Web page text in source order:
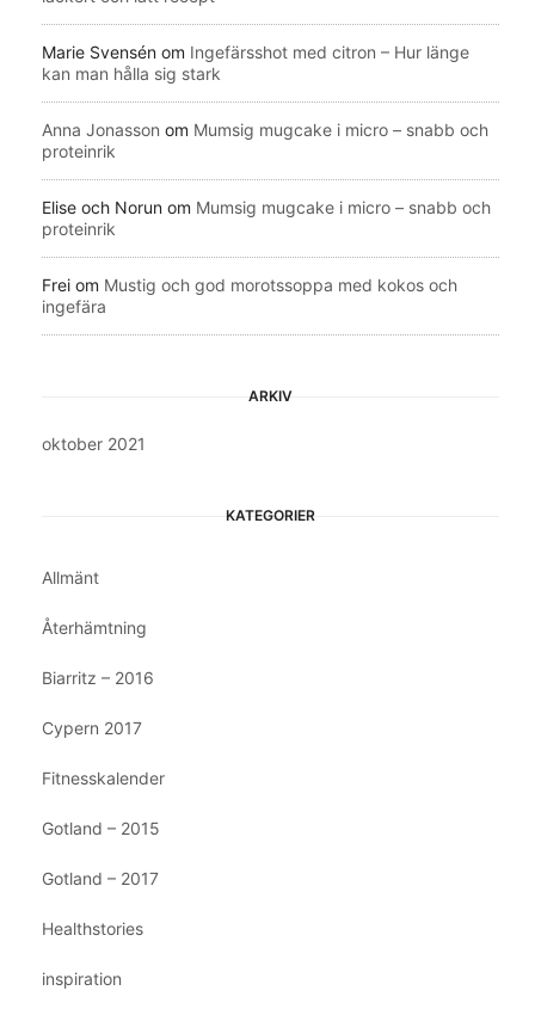
Marie Svensén om Ingefärsshot med citron – Hur länge
kan man hålla sig stark
Anna Jonasson om Mumsig mugcake i micro – snabb och
proteinrik
Elise och Norun om Mumsig mugcake i micro – snabb och
proteinrik
Frei om Mustig och god morotssoppa med kokos och
ingefära
ARKIV
oktober 2021
KATEGORIER
Allmänt
Återhämtning
Biarritz – 2016
Cypern 2017
Fitnesskalender
Gotland – 2015
Gotland – 2017
Healthstories
inspiration